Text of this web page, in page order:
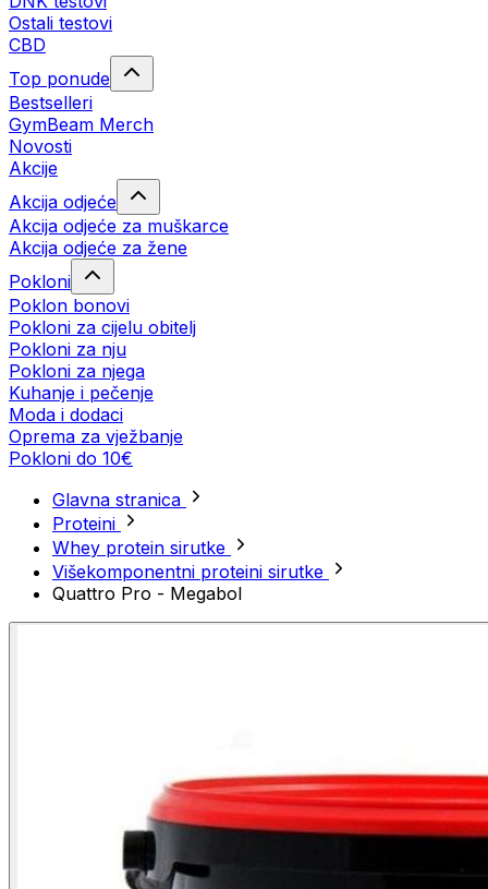
Ostali testovi
CBD
Top ponude
Bestselleri
GymBeam Merch
Novosti
Akcije
Akcija odjeće
Akcija odjeće za muškarce
Akcija odjeće za žene
Pokloni
Poklon bonovi
Pokloni za cijelu obitelj
Pokloni za nju
Pokloni za njega
Kuhanje i pečenje
Moda i dodaci
Oprema za vježbanje
Pokloni do 10€
Glavna stranica
Proteini
Whey protein sirutke
Višekomponentni proteini sirutke
Quattro Pro - Megabol